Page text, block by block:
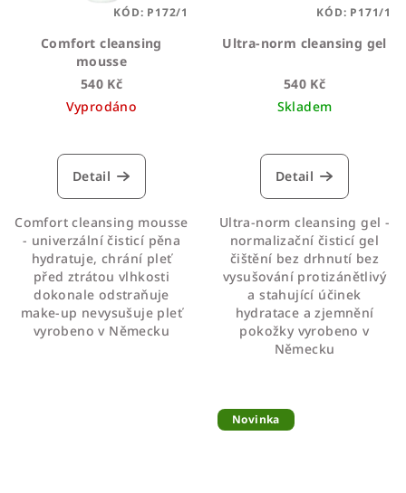
Comfort cleansing
mousse
540 Kč
Vyprodáno
hodnocení
produktu
z
5
hvězdiček.
Detail
Comfort cleansing mousse
- univerzální čisticí pěna
hydratuje, chrání pleť
před ztrátou vlhkosti
dokonale odstraňuje
make-up nevysušuje pleť
vyrobeno v Německu
KÓD: P172/1
Ultra-norm cleansing gel
540 Kč
Skladem
hodnocení
produktu
z
5
hvězdiček.
Detail
Ultra-norm cleansing gel -
normalizační čisticí gel
čištění bez drhnutí bez
vysušování protizánětlivý
a stahující účinek
hydratace a zjemnění
pokožky vyrobeno v
Německu
KÓD: P171/1
Novinka